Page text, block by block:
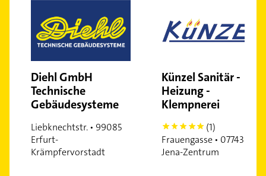
Diehl GmbH
Technische
Gebäudesysteme
Liebknechtstr. • 99085
Erfurt-
Krämpfervorstadt
Künzel Sanitär -
Heizung -
Klempnerei
5
(1)
Frauengasse • 07743
Jena-Zentrum